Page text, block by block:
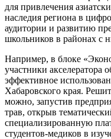
для привлечения
наследия региона в
аудитории и развитию
школьников в районах с
Например, в блоке
участники акселератора
эффективное
Хабаровского края.
можно, запустив
трав, открыв
специализированную
студентов-медиков в